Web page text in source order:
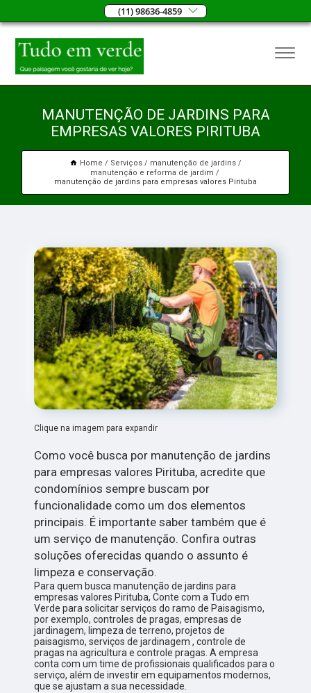
(11) 98636-4859
MANUTENÇÃO DE JARDINS PARA
EMPRESAS VALORES PIRITUBA
Home Serviços
manutenção de jardins
manutenção e reforma de jardim
manutenção de jardins para empresas valores Pirituba
Clique na imagem para expandir
Como você busca por manutenção de jardins
para empresas valores Pirituba, acredite que
condomínios sempre buscam por
funcionalidade como um dos elementos
principais. É importante saber também que é
um serviço de manutenção. Confira outras
soluções oferecidas quando o assunto é
limpeza e conservação.
Para quem busca manutenção de jardins para
empresas valores Pirituba, Conte com a Tudo em
Verde para solicitar serviços do ramo de Paisagismo,
por exemplo, controles de pragas, empresas de
jardinagem, limpeza de terreno, projetos de
paisagismo, serviços de jardinagem , controle de
pragas na agricultura e controle pragas. A empresa
conta com um time de profissionais qualificados para o
serviço, além de investir em equipamentos modernos,
que se ajustam a sua necessidade.